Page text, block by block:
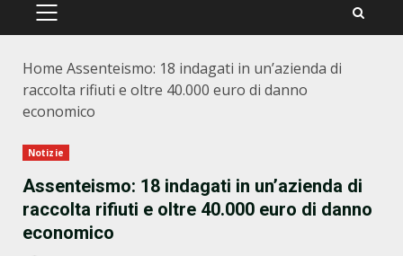
PRIMÄRES
Home Assenteismo: 18 indagati in un’azienda di
raccolta rifiuti e oltre 40.000 euro di danno
economico
Notizie
Assenteismo: 18 indagati in un’azienda di
raccolta rifiuti e oltre 40.000 euro di danno
economico